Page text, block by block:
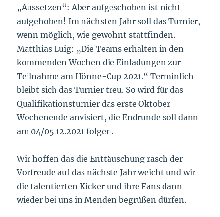
„Aussetzen“: Aber aufgeschoben ist nicht
aufgehoben! Im nächsten Jahr soll das Turnier,
wenn möglich, wie gewohnt stattfinden.
Matthias Luig: „Die Teams erhalten in den
kommenden Wochen die Einladungen zur
Teilnahme am Hönne-Cup 2021.“ Terminlich
bleibt sich das Turnier treu. So wird für das
Qualifikationsturnier das erste Oktober-
Wochenende anvisiert, die Endrunde soll dann
am 04/05.12.2021 folgen.
Wir hoffen das die Enttäuschung rasch der
Vorfreude auf das nächste Jahr weicht und wir
die talentierten Kicker und ihre Fans dann
wieder bei uns in Menden begrüßen dürfen.